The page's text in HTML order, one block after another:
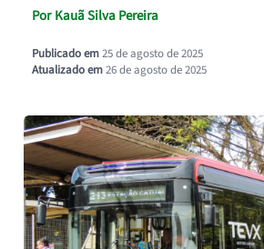
Por Kauã Silva Pereira
Publicado em25 de agosto de 2025
Atualizado em26 de agosto de 2025